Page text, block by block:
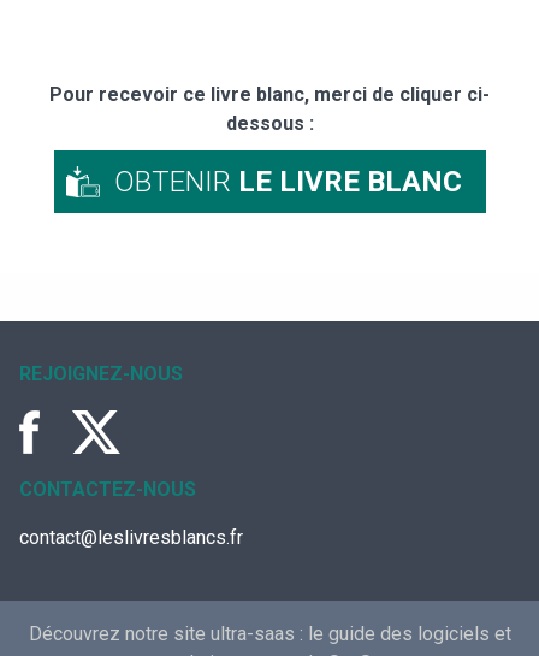
Pour recevoir ce livre blanc, merci de cliquer ci-
dessous :
OBTENIR LE LIVRE BLANC
REJOIGNEZ-NOUS
CONTACTEZ-NOUS
contact@leslivresblancs.fr
Découvrez notre site ultra-saas : le guide des logiciels et